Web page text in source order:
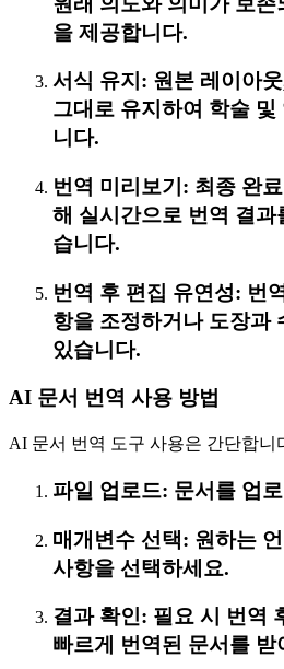
을 제공합니다.
서식 유지: 원본 레이아
그대로 유지하여 학술
니다.
번역 미리보기: 최종 완
해 실시간으로 번역 결과
습니다.
번역 후 편집 유연성: 번
항을 조정하거나 도장과
있습니다.
AI 문서 번역 사용 방법
AI 문서 번역 도구 사용은 간단합니
파일 업로드: 문서를 업
매개변수 선택: 원하는
사항을 선택하세요.
결과 확인: 필요 시 번역
빠르게 번역된 문서를 받